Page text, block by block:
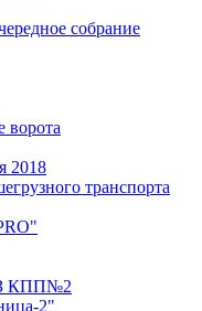
собрание
ворота
2018
транспорта
КПП№2
2"